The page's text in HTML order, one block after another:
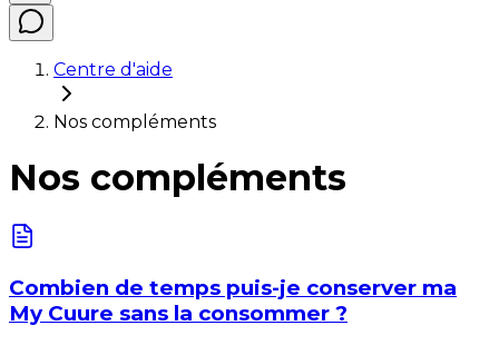
Centre d'aide
Nos compléments
Nos compléments
Combien de temps puis-je conserver ma
My Cuure sans la consommer ?